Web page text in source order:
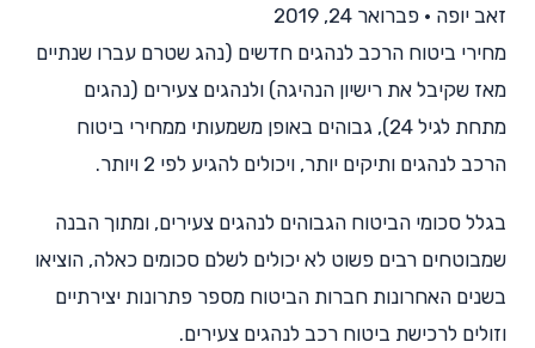
זאב יופה • פברואר 24, 2019
מחירי ביטוח הרכב לנהגים חדשים (נהג שטרם עברו שנתיים
מאז שקיבל את רישיון הנהיגה) ולנהגים צעירים (נהגים
מתחת לגיל 24), גבוהים באופן משמעותי ממחירי ביטוח
הרכב לנהגים ותיקים יותר, ויכולים להגיע לפי 2 ויותר.
בגלל סכומי הביטוח הגבוהים לנהגים צעירים, ומתוך הבנה
שמבוטחים רבים פשוט לא יכולים לשלם סכומים כאלה, הוציאו
בשנים האחרונות חברות הביטוח מספר פתרונות יצירתיים
וזולים לרכישת ביטוח רכב לנהגים צעירים.